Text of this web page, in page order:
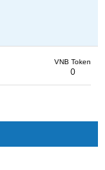
VNB Token
0